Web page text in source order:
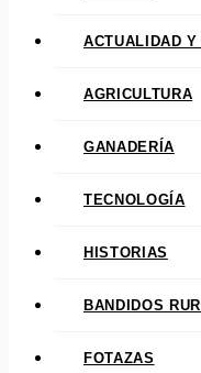
ACTUALIDAD Y
AGRICULTURA
GANADERÍA
TECNOLOGÍA
HISTORIAS
BANDIDOS
FOTAZAS